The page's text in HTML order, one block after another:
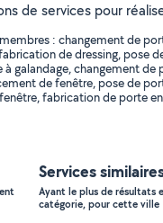
de services pour
: changement de
de dressing,
galandage, changement
de fenêtre, pose de
fabrication de porte
Services
Ayant le plus de résultats
catégorie, pour cette ville